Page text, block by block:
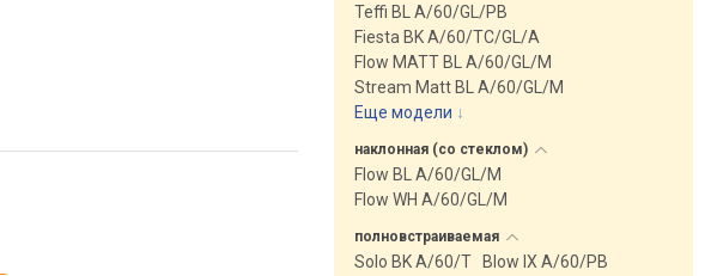
Teffi BL A/60/GL/PB
Fiesta BK A/60/TC/GL/A
Flow MATT BL A/60/GL/M
Stream Matt BL A/60/GL/M
Еще модели ↓
наклонная (со стеклом)
Flow BL A/60/GL/M
Flow WH A/60/GL/M
полновстраиваемая
Solo BK A/60/T
Blow IX A/60/PB